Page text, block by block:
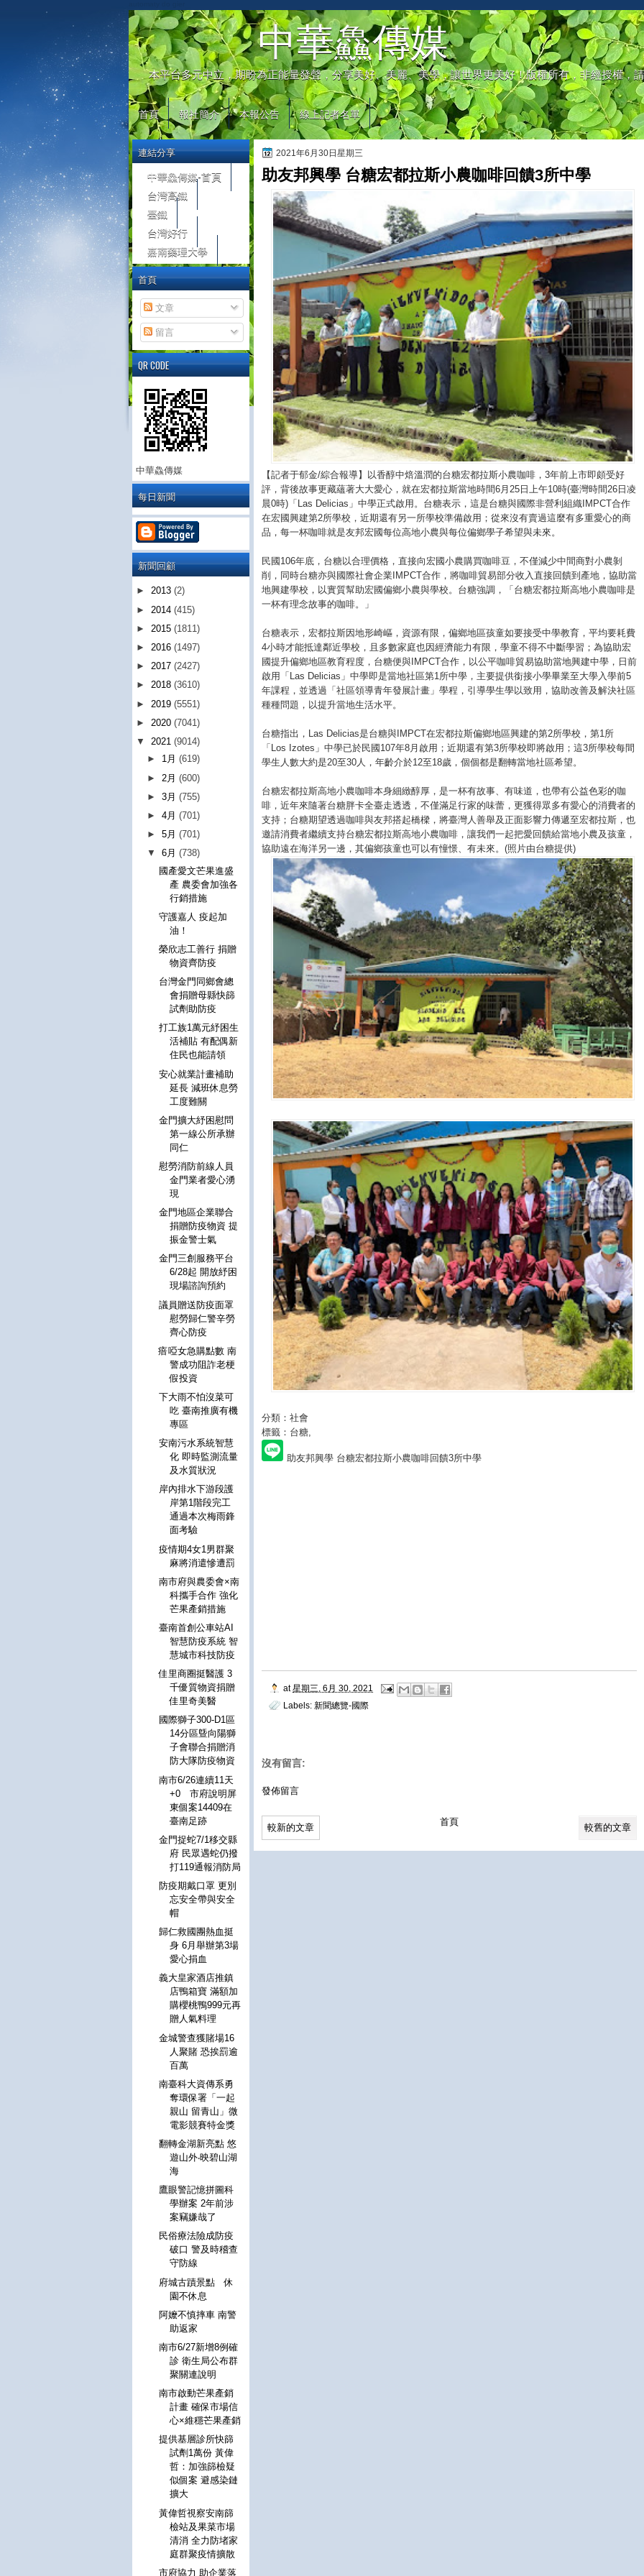
中華鱻傳媒
本平台多元中立，期盼為正能量發聲，分享美好、美麗、美學，讓世界更美好！版權所有，非經授權，
首頁 報社簡介 本報公告 線上記者名單
2021年6月30日星期三
助友邦興學 台糖宏都拉斯小農咖啡回饋3所中學
【記者于郁金/綜合報導】以香醇中焙溫潤的台糖宏都拉斯小農咖啡，3年前上市即頗受好
評，背後故事更藏蘊著大大愛心，就在宏都拉斯當地時間6月25日上午10時(臺灣時間26日凌
晨0時)「Las Delicias」中學正式啟用。台糖表示，這是台糖與國際非營利組織IMPCT合作
在宏國興建第2所學校，近期還有另一所學校準備啟用；從來沒有賣過這麼有多重愛心的商
品，每一杯咖啡就是友邦宏國每位高地小農與每位偏鄉學子希望與未來。
民國106年底，台糖以合理價格，直接向宏國小農購買咖啡豆，不僅減少中間商對小農剝
削，同時台糖亦與國際社會企業IMPCT合作，將咖啡貿易部分收入直接回饋到產地，協助當
地興建學校，以實質幫助宏國偏鄉小農與學校。台糖強調，「台糖宏都拉斯高地小農咖啡是
一杯有理念故事的咖啡。」
台糖表示，宏都拉斯因地形崎嶇，資源有限，偏鄉地區孩童如要接受中學教育，平均要耗費
4小時才能抵達鄰近學校，且多數家庭也因經濟能力有限，學童不得不中斷學習；為協助宏
國提升偏鄉地區教育程度，台糖便與IMPCT合作，以公平咖啡貿易協助當地興建中學，日前
啟用「Las Delicias」中學即是當地社區第1所中學，主要提供銜接小學畢業至大學入學前5
年課程，並透過「社區領導青年發展計畫」學程，引導學生學以致用，協助改善及解決社區
種種問題，以提升當地生活水平。
台糖指出，Las Delicias是台糖與IMPCT在宏都拉斯偏鄉地區興建的第2所學校，第1所
「Los Izotes」中學已於民國107年8月啟用；近期還有第3所學校即將啟用；這3所學校每間
學生人數大約是20至30人，年齡介於12至18歲，個個都是翻轉當地社區希望。
台糖宏都拉斯高地小農咖啡本身細緻醇厚，是一杯有故事、有味道，也帶有公益色彩的咖
啡，近年來隨著台糖胖卡全臺走透透，不僅滿足行家的味蕾，更獲得眾多有愛心的消費者的
支持；台糖期望透過咖啡與友邦搭起橋樑，將臺灣人善舉及正面影響力傳遞至宏都拉斯，也
邀請消費者繼續支持台糖宏都拉斯高地小農咖啡，讓我們一起把愛回饋給當地小農及孩童，
協助遠在海洋另一邊，其偏鄉孩童也可以有憧憬、有未來。(照片由台糖提供)
分類：社會
標籤：台糖
助友邦興學 台糖宏都拉斯小農咖啡回饋3所中學
at星期三, 6月 30, 2021
Labels: 新聞總覽-國際
沒有留言:
發佈留言
較新的文章 較舊的文章
首頁
連結分享
中華鱻傳媒-首頁
台灣高鐵
臺鐵
台灣好行
嘉南藥理大學
首頁
文章
留言
QR CODE
中華鱻傳媒
每日新聞
新聞回顧
► 2013 (2)
► 2014 (415)
► 2015 (1811)
► 2016 (1497)
► 2017 (2427)
► 2018 (3610)
► 2019 (5551)
► 2020 (7041)
▼ 2021 (9014)
► 1月(619)
► 2月(600)
►3月(755)
►4月(701)
►5月(701)
▼6月(738)
國產愛文芒果進盛
產 農委會加強各
行銷措施
守護嘉人 疫起加
油！
榮欣志工善行 捐贈
物資齊防疫
台灣金門同鄉會總
會捐贈母縣快篩
試劑助防疫
打工族1萬元紓困生
活補貼 有配偶新
住民也能請領
安心就業計畫補助
延長 減班休息勞
工度難關
金門擴大紓困慰問
第一線公所承辦
同仁
慰勞消防前線人員
金門業者愛心湧
現
金門地區企業聯合
捐贈防疫物資 提
振金警士氣
金門三創服務平台
6/28起 開放紓困
現場諮詢預約
議員贈送防疫面罩
慰勞歸仁警辛勞
齊心防疫
瘖啞女急購點數 南
警成功阻詐老梗
假投資
下大雨不怕沒菜可
吃 臺南推廣有機
專區
安南污水系統智慧
化 即時監測流量
及水質狀況
岸內排水下游段護
岸第1階段完工
通過本次梅雨鋒
面考驗
疫情期4女1男群聚
麻將消遣慘遭罰
南市府與農委會×南
科攜手合作 強化
芒果產銷措施
臺南首創公車站AI
智慧防疫系統 智
慧城市科技防疫
佳里商圈挺醫護 3
千優質物資捐贈
佳里奇美醫
國際獅子300-D1區
14分區曁向陽獅
子會聯合捐贈消
防大隊防疫物資
南市6/26連續11天
+0 市府說明屏
東個案14409在
臺南足跡
金門捉蛇7/1移交縣
府 民眾遇蛇仍撥
打119通報消防局
防疫期戴口罩 更別
忘安全帶與安全
帽
歸仁救國團熱血挺
身 6月舉辦第3場
愛心捐血
義大皇家酒店推鎮
店鴨箱寶 滿額加
購櫻桃鴨999元再
贈人氣料理
金城警查獲賭場16
人聚賭 恐挨罰逾
百萬
南臺科大資傳系勇
奪環保署「一起
親山 留青山」微
電影競賽特金獎
翻轉金湖新亮點 悠
遊山外‧映碧山湖
海
鷹眼警記憶拼圖科
學辦案 2年前涉
案竊嫌哉了
民俗療法險成防疫
破口 警及時稽查
守防線
府城古蹟景點 休
園不休息
阿嬤不慎摔車 南警
助返家
南市6/27新增8例確
診 衛生局公布群
聚關連說明
南市啟動芒果產銷
計畫 確保市場信
心×維穩芒果產銷
提供基層診所快篩
試劑1萬份 黃偉
哲：加強篩檢疑
似個案 避感染鏈
擴大
黃偉哲視察安南篩
檢站及果菜市場
清消 全力防堵家
庭群聚疫情擴散
市府協力 助企業落